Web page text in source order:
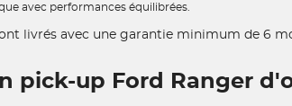
avec performances équilibrées.
livrés avec une garantie minimum de 6
pick-up Ford Ranger